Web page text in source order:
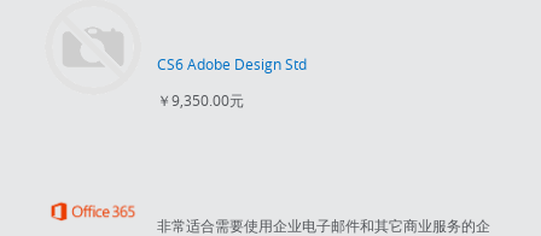
CS6 Adobe Design Std
￥9,350.00元
非常适合需要使用企业电子邮件和其它商业服务的企